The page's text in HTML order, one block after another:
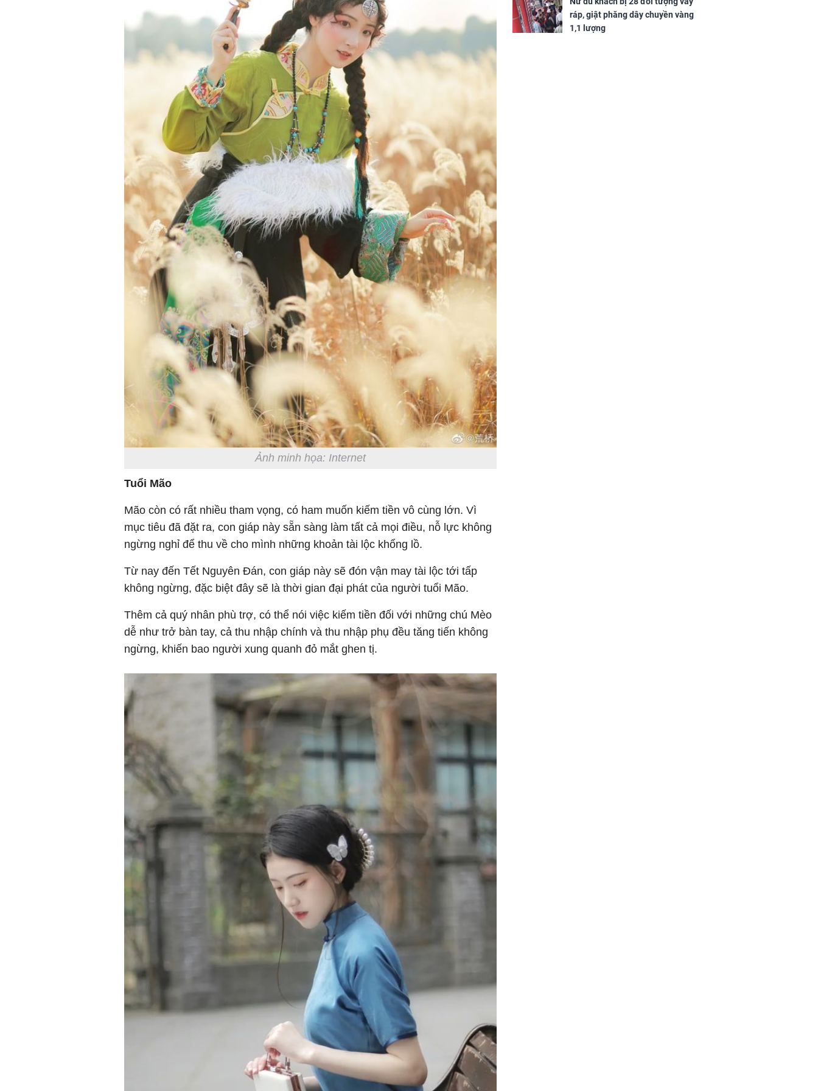
Ảnh minh họa: Internet
Tuổi Mão
Mão còn có rất nhiều tham vọng, có ham muốn kiếm tiền vô cùng lớn. Vì
mục tiêu đã đặt ra, con giáp này sẵn sàng làm tất cả mọi điều, nỗ lực không
ngừng nghỉ để thu về cho mình những khoản tài lộc khổng lồ.
Từ nay đến Tết Nguyên Đán, con giáp này sẽ đón vận may tài lộc tới tấp
không ngừng, đặc biệt đây sẽ là thời gian đại phát của người tuổi Mão.
Thêm cả quý nhân phù trợ, có thể nói việc kiếm tiền đối với những chú Mèo
dễ như trở bàn tay, cả thu nhập chính và thu nhập phụ đều tăng tiến không
ngừng, khiến bao người xung quanh đỏ mắt ghen tị.
ráp, giật phăng dây chuyền vàng
1,1 lượng